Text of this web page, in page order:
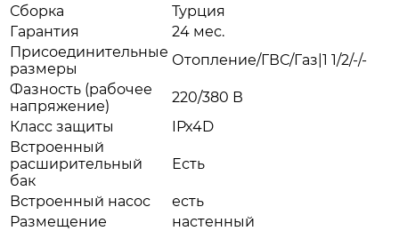
Сборка
Турция
Гарантия
24 мес.
Присоединительные
размеры
Отопление/ГВС/Газ|1 1/2/-/-
Фазность (рабочее
напряжение)
220/380 В
Класс защиты
IPx4D
Встроенный
расширительный
бак
Есть
Встроенный насос
есть
Размещение
настенный